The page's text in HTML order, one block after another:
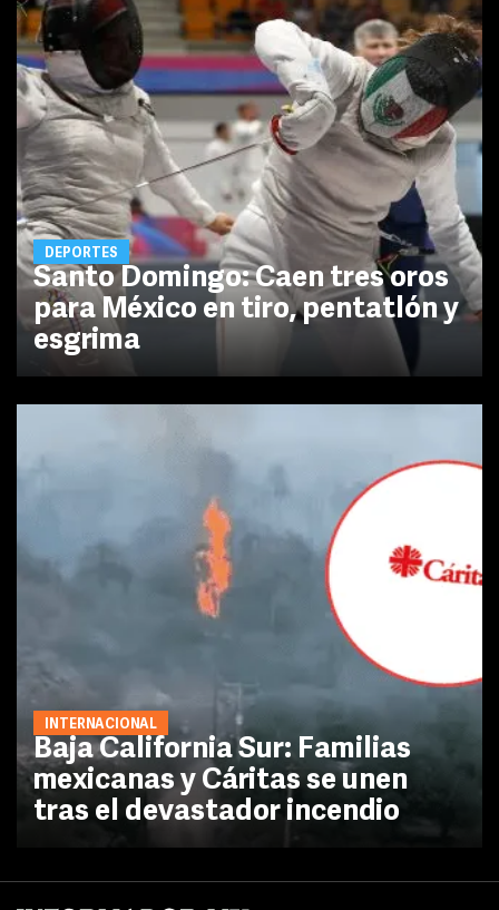
DEPORTES
Santo Domingo: Caen tres oros
para México en tiro, pentatlón y
esgrima
INTERNACIONAL
Baja California Sur: Familias
mexicanas y Cáritas se unen
tras el devastador incendio